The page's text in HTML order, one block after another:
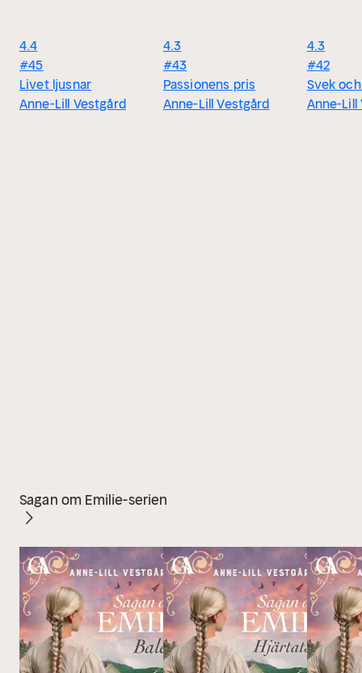
4.4
#45
Livet ljusnar
Anne-Lill Vestgård
4.3
#43
Passionens pris
Anne-Lill Vestgård
4.3
#42
Svek
Anne-Lill
Sagan om Emilie-serien